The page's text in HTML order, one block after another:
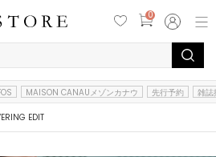
0
MAISON CANAUメゾンカナウ 先行予約 雑誌
EDIT